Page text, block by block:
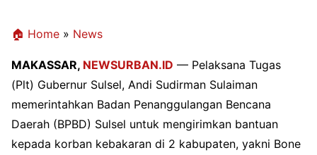
🏠 Home » News
MAKASSAR, NEWSURBAN.ID — Pelaksana Tugas
(Plt) Gubernur Sulsel, Andi Sudirman Sulaiman
memerintahkan Badan Penanggulangan Bencana
Daerah (BPBD) Sulsel untuk mengirimkan bantuan
kepada korban kebakaran di 2 kabupaten, yakni Bone